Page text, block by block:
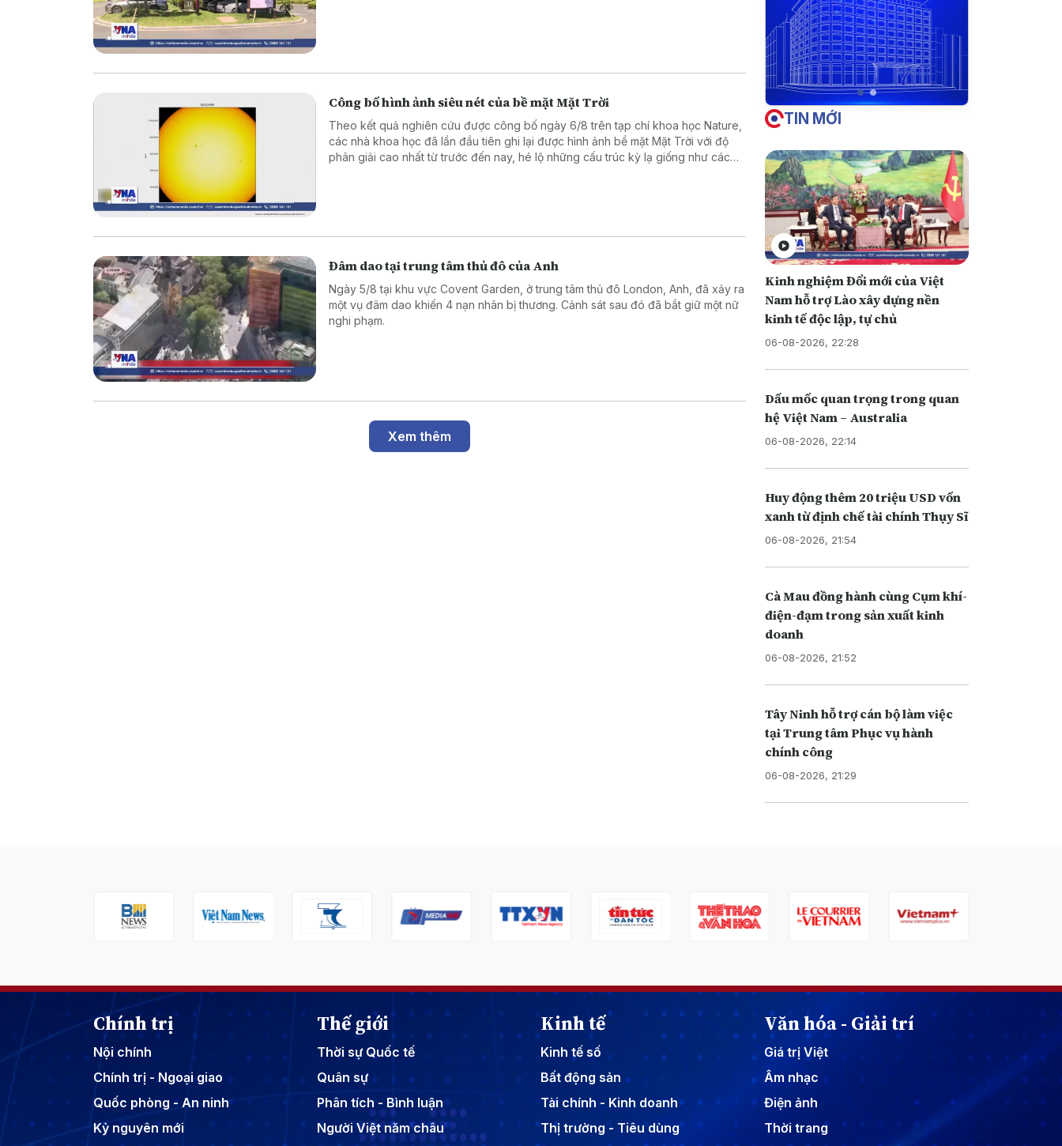
Công bố hình ảnh siêu nét của bề mặt Mặt Trời
Theo kết quả nghiên cứu được công bố ngày 6/8 trên tạp chí khoa học Nature,
các nhà khoa học đã lần đầu tiên ghi lại được hình ảnh bề mặt Mặt Trời với độ
phân giải cao nhất từ trước đến nay, hé lộ những cấu trúc kỳ lạ giống như các
Đâm dao tại trung tâm thủ đô của Anh
Ngày 5/8 tại khu vực Covent Garden, ở trung tâm thủ đô London, Anh, đã xảy ra
một vụ đâm dao khiến 4 nạn nhân bị thương. Cảnh sát sau đó đã bắt giữ một nữ
nghi phạm.
Xem thêm
TIN MỚI
Kinh nghiệm Đổi mới của Việt
Nam hỗ trợ Lào xây dựng nền
kinh tế độc lập, tự chủ
06-08-2026, 22:28
Dấu mốc quan trọng trong quan
hệ Việt Nam – Australia
06-08-2026, 22:14
Huy động thêm 20 triệu USD vốn
xanh từ định chế tài chính Thụy Sĩ
06-08-2026, 21:54
Cà Mau đồng hành cùng Cụm khí-
điện-đạm trong sản xuất kinh
doanh
06-08-2026, 21:52
Tây Ninh hỗ trợ cán bộ làm việc
tại Trung tâm Phục vụ hành
chính công
06-08-2026, 21:29
Chính trị
Nội chính
Chính trị - Ngoại giao
Quốc phòng - An ninh
Kỷ nguyên mới
Thế giới
Thời sự Quốc tế
Quân sự
Phân tích - Bình luận
Người Việt năm châu
Kinh tế
Kinh tế số
Bất động sản
Tài chính - Kinh doanh
Thị trường - Tiêu dùng
Văn hóa - Giải trí
Giá trị Việt
Âm nhạc
Điện ảnh
Thời trang